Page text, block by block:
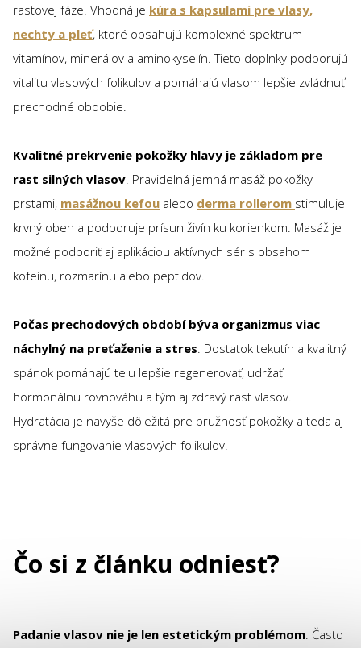
rastovej fáze. Vhodná je kúra s kapsulami pre vlasy,
nechty a pleť, ktoré obsahujú komplexné spektrum
vitamínov, minerálov a aminokyselín. Tieto doplnky podporujú
vitalitu vlasových folikulov a pomáhajú vlasom lepšie zvládnuť
prechodné obdobie.
Kvalitné prekrvenie pokožky hlavy je základom pre
rast silných vlasov. Pravidelná jemná masáž pokožky
prstami, masážnou kefou alebo derma rollerom stimuluje
krvný obeh a podporuje prísun živín ku korienkom. Masáž je
možné podporiť aj aplikáciou aktívnych sér s obsahom
kofeínu, rozmarínu alebo peptidov.
Počas prechodových období býva organizmus viac
náchylný na preťaženie a stres. Dostatok tekutín a kvalitný
spánok pomáhajú telu lepšie regenerovať, udržať
hormonálnu rovnováhu a tým aj zdravý rast vlasov.
Hydratácia je navyše dôležitá pre pružnosť pokožky a teda aj
správne fungovanie vlasových folikulov.
Čo si z článku odniesť?
Padanie vlasov nie je len estetickým problémom. Často